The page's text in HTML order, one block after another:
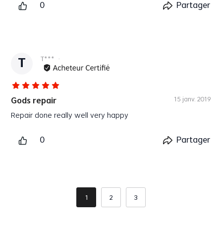
Plus
0 Partager
T T*** ·
Gods repair 15 janv. 2019
Repair done really well very happy
Plus
0 Partager
1 2 3